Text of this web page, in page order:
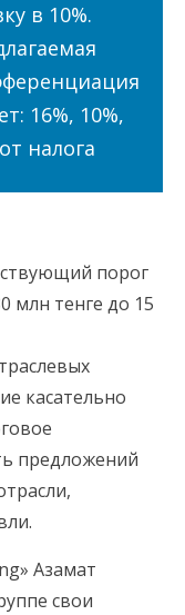
в 10%.
16%, 10%,
налога
порог
млн тенге до 15
касательно
предложений
Азамат
свои